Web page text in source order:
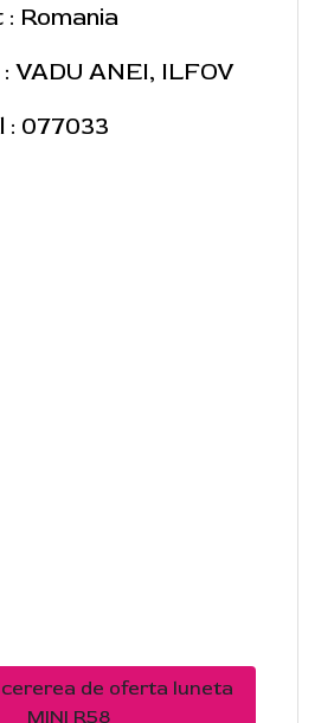
Romania
VADU ANEI, ILFOV
: 077033
de oferta luneta
MINI R58